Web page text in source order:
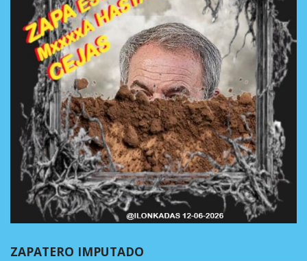
ZAPATERO IMPUTADO